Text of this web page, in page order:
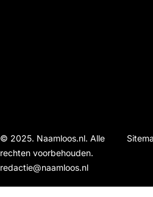
© 2025. Naamloos.nl. Alle
rechten voorbehouden.
redactie@naamloos.nl